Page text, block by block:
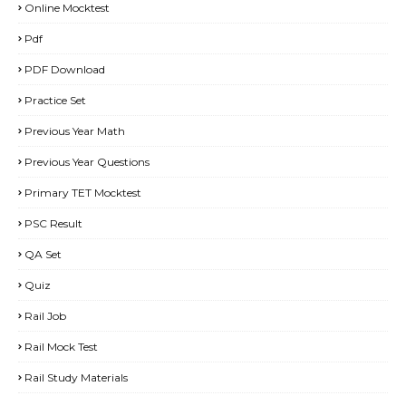
Online Mocktest
Pdf
PDF Download
Practice Set
Previous Year Math
Previous Year Questions
Primary TET Mocktest
PSC Result
QA Set
Quiz
Rail Job
Rail Mock Test
Rail Study Materials